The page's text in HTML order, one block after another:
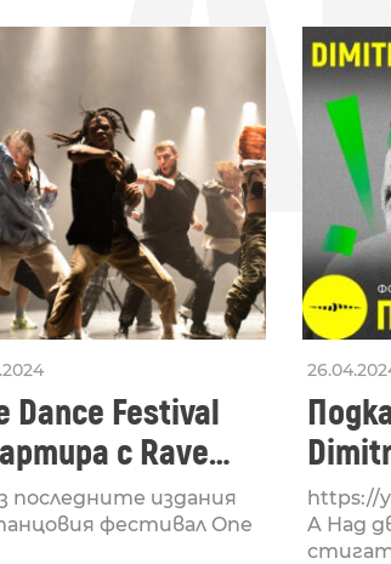
Dance Festival
с Rave
посветен на
културата
последните издания
фестивал One
https://
A Над
стигат